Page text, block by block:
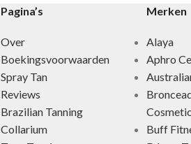
Pagina’s
Over
Boekingsvoorwaarden
Spray Tan
Reviews
Brazilian Tanning
Collarium
Merken
Alaya
Aphro
Buff